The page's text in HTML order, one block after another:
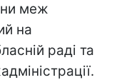
меж
на
раді та